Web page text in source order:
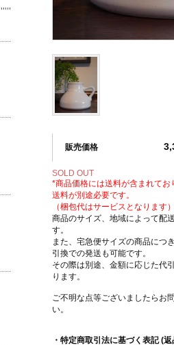
販売価格
SOLD OUT
*商品価格には送料が含まれてお
送料が別途必要です。
（梱包代はサービスとなります
商品のサイズ、地域によって配
す。
また、宅急便サイズの商品につ
引換での発送も可能です。
その際は別途、金額に応じた代
ります。
ご不明な点等ございましたらお
い。
・特定商取引法に基づく表記 (